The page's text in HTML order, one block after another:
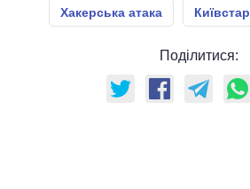
Хакерська атака Київстар
Поділитися: